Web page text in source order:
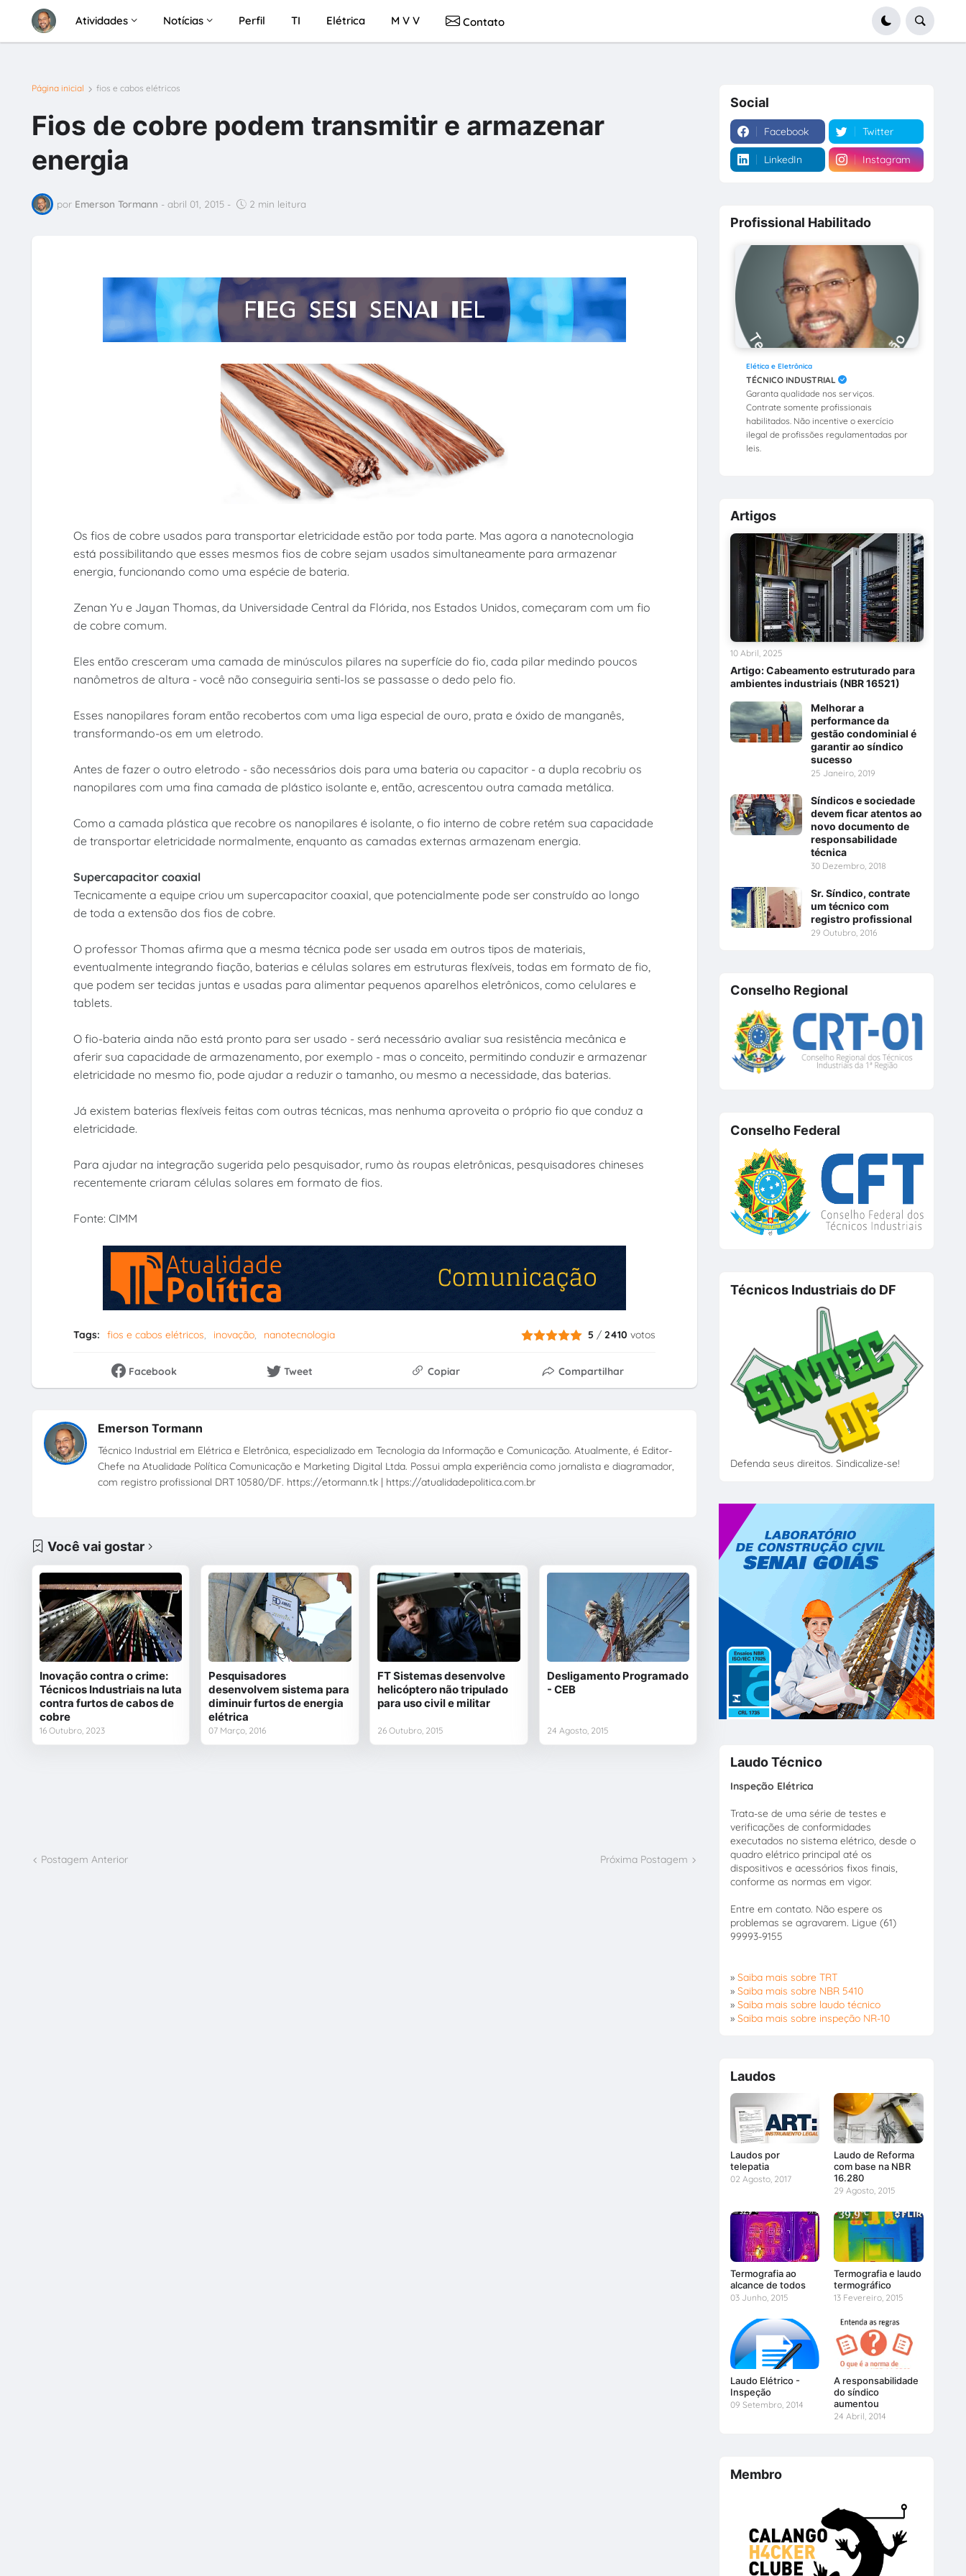
Atividades Notícias Perfil TI Elétrica M V V Contato
Página inicial fios e cabos elétricos
Fios de cobre podem transmitir e armazenar
energia
por Emerson Tormann - abril 01, 2015 - 2 min leitura
Os fios de cobre usados para transportar eletricidade estão por toda parte. Mas agora a nanotecnologia
está possibilitando que esses mesmos fios de cobre sejam usados simultaneamente para armazenar
energia, funcionando como uma espécie de bateria.
Zenan Yu e Jayan Thomas, da Universidade Central da Flórida, nos Estados Unidos, começaram com um fio
de cobre comum.
Eles então cresceram uma camada de minúsculos pilares na superfície do fio, cada pilar medindo poucos
nanômetros de altura - você não conseguiria senti-los se passasse o dedo pelo fio.
Esses nanopilares foram então recobertos com uma liga especial de ouro, prata e óxido de manganês,
transformando-os em um eletrodo.
Antes de fazer o outro eletrodo - são necessários dois para uma bateria ou capacitor - a dupla recobriu os
nanopilares com uma fina camada de plástico isolante e, então, acrescentou outra camada metálica.
Como a camada plástica que recobre os nanopilares é isolante, o fio interno de cobre retém sua capacidade
de transportar eletricidade normalmente, enquanto as camadas externas armazenam energia.
Supercapacitor coaxial
Tecnicamente a equipe criou um supercapacitor coaxial, que potencialmente pode ser construído ao longo
de toda a extensão dos fios de cobre.
O professor Thomas afirma que a mesma técnica pode ser usada em outros tipos de materiais,
eventualmente integrando fiação, baterias e células solares em estruturas flexíveis, todas em formato de fio,
que podem ser tecidas juntas e usadas para alimentar pequenos aparelhos eletrônicos, como celulares e
tablets.
O fio-bateria ainda não está pronto para ser usado - será necessário avaliar sua resistência mecânica e
aferir sua capacidade de armazenamento, por exemplo - mas o conceito, permitindo conduzir e armazenar
eletricidade no mesmo fio, pode ajudar a reduzir o tamanho, ou mesmo a necessidade, das baterias.
Já existem baterias flexíveis feitas com outras técnicas, mas nenhuma aproveita o próprio fio que conduz a
eletricidade.
Para ajudar na integração sugerida pelo pesquisador, rumo às roupas eletrônicas, pesquisadores chineses
recentemente criaram células solares em formato de fios.
Fonte: CIMM
Tags: fios e cabos elétricos inovação nanotecnologia 5 /2410 votos
Facebook Tweet Copiar Compartilhar
Emerson Tormann
Técnico Industrial em Elétrica e Eletrônica, especializado em Tecnologia da Informação e Comunicação. Atualmente, é Editor-
Chefe na Atualidade Política Comunicação e Marketing Digital Ltda. Possui ampla experiência como jornalista e diagramador,
com registro profissional DRT 10580/DF. https://etormann.tk | https://atualidadepolitica.com.br
Você vai gostar
Inovação contra o crime:
Técnicos Industriais na luta
contra furtos de cabos de
cobre
16 Outubro, 2023
Pesquisadores
desenvolvem sistema para
diminuir furtos de energia
elétrica
07 Março, 2016
FT Sistemas desenvolve
helicóptero não tripulado
para uso civil e militar
26 Outubro, 2015
Desligamento Programado
- CEB
24 Agosto, 2015
Postagem Anterior Próxima Postagem
Social
Facebook Twitter
LinkedIn Instagram
Profissional Habilitado
Elética e Eletrônica
TÉCNICO INDUSTRIAL
Garanta qualidade nos serviços.
Contrate somente profissionais
habilitados. Não incentive o exercício
ilegal de profissões regulamentadas por
leis.
Artigos
Artigo: Cabeamento estruturado para
ambientes industriais (NBR 16521)
10 Abril, 2025
Melhorar a
performance da
gestão condominial é
garantir ao síndico
sucesso
25 Janeiro, 2019
Síndicos e sociedade
devem ficar atentos ao
novo documento de
responsabilidade
técnica
30 Dezembro, 2018
Sr. Síndico, contrate
um técnico com
registro profissional
29 Outubro, 2016
Conselho Regional
Conselho Federal
Técnicos Industriais do DF
Defenda seus direitos. Sindicalize-se!
Laudo Técnico
Inspeção Elétrica
Trata-se de uma série de testes e
verificações de conformidades
executados no sistema elétrico, desde o
quadro elétrico principal até os
dispositivos e acessórios fixos finais,
conforme as normas em vigor.
Entre em contato. Não espere os
problemas se agravarem. Ligue (61)
99993-9155
» Saiba mais sobre TRT
» Saiba mais sobre NBR 5410
» Saiba mais sobre laudo técnico
» Saiba mais sobre inspeção NR-10
Laudos
Laudos por
telepatia
02 Agosto, 2017
Laudo de Reforma
com base na NBR
16.280
29 Agosto, 2015
Termografia ao
alcance de todos
03 Junho, 2015
Termografia e laudo
termográfico
13 Fevereiro, 2015
Laudo Elétrico -
Inspeção
09 Setembro, 2014
A responsabilidade
do síndico
aumentou
24 Abril, 2014
Membro